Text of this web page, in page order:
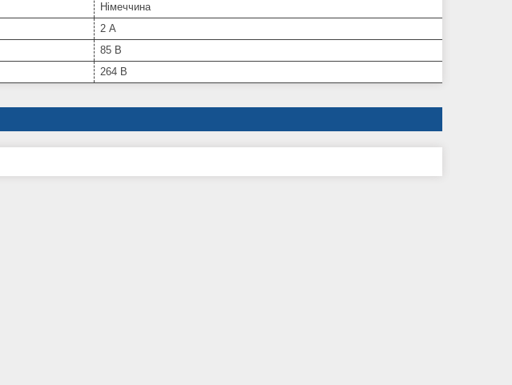
Німеччина
2 А
85 В
264 В